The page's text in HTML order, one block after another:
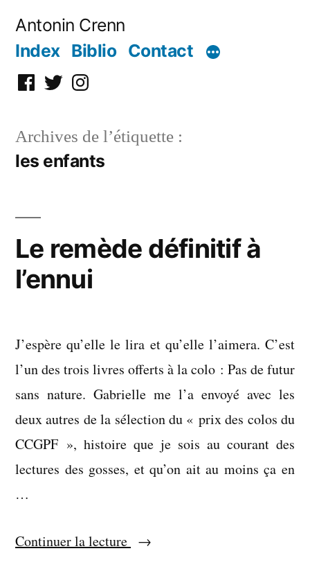
Antonin Crenn
Index Biblio Contact
Facebook
TwitterInstagram
Archives de l’étiquette :
les enfants
Le remède définitif à
l’ennui
J’espère qu’elle le lira et qu’elle l’aimera. C’est
l’un des trois livres offerts à la colo : Pas de futur
sans nature. Gabrielle me l’a envoyé avec les
deux autres de la sélection du « prix des colos du
CCGPF », histoire que je sois au courant des
lectures des gosses, et qu’on ait au moins ça en
…
Continuer la lecture « Le